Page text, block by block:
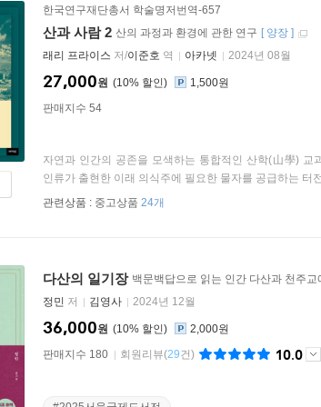
한국연구재단총서 학술명저번역-657
산과 사람 2 산의 과정과 환경에 관한 연구 [ 양장 ]
래리 프라이스 저/이준호 역 아카넷 2024년 08월
10%
27,000원
1,500원
판매지수 54
자연과 인간의 공존을 모색하는 통합적인 산학(山學) 교
인류가 출현한 이래 의식주에 필요한 물자를 공급하는 터
관련상품 : 중고상품 24개
다산의 일기장 백문백답으로 읽는 인간 다산과 천주교
정민 저 김영사 2024년 12월
10%
36,000원
2,000원
판매지수 180
회원리뷰(29건) 10.0